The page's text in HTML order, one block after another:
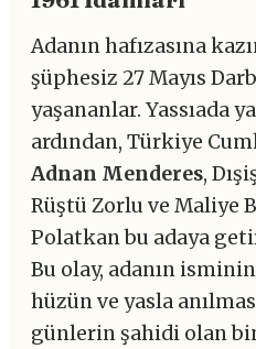
Adanın hafızasına
şüphesiz 27 Mayıs
yaşananlar. Yassıada
ardından, Türkiye
Adnan Menderes,
Rüştü Zorlu ve Maliye
Polatkan bu adaya
Bu olay, adanın
hüzün ve yasla
günlerin şahidi olan